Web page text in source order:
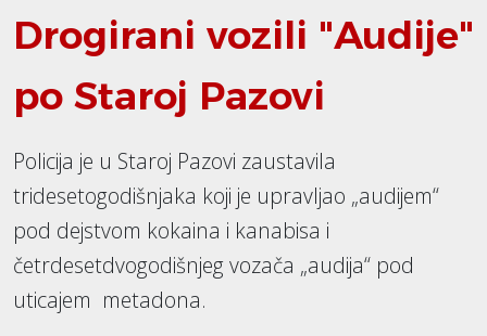
Drogirani vozili "Audije"
po Staroj Pazovi
Policija je u Staroj Pazovi zaustavila
tridesetogodišnjaka koji je upravljao „audijem“
pod dejstvom kokaina i kanabisa i
četrdesetdvogodišnjeg vozača „audija“ pod
uticajem metadona.